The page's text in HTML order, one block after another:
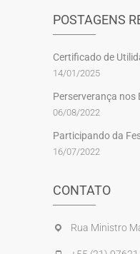
POSTAGENS
Certificado de
14/01/2025
Perserverança nos
06/08/2022
Participando da
16/07/2022
CONTATO
Rua Ministro